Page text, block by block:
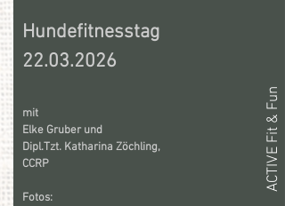
ACTIVE Fit & Fun
Hundefitnesstag
22.03.2026
mit
Elke Gruber und
Dipl.Tzt. Katharina Zöchling,
CCRP
Fotos: